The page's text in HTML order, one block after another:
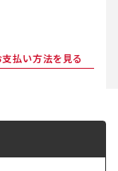
支払い方法を見る